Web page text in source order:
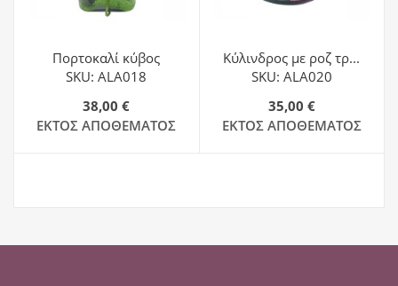
Πορτοκαλί κύβος
SKU: ALA018
38,00 €
ΕΚΤΌΣ ΑΠΟΘΈΜΑΤΟΣ
Κύλινδρος με ροζ τρ...
SKU: ALA020
35,00 €
ΕΚΤΌΣ ΑΠΟΘΈΜΑΤΟΣ